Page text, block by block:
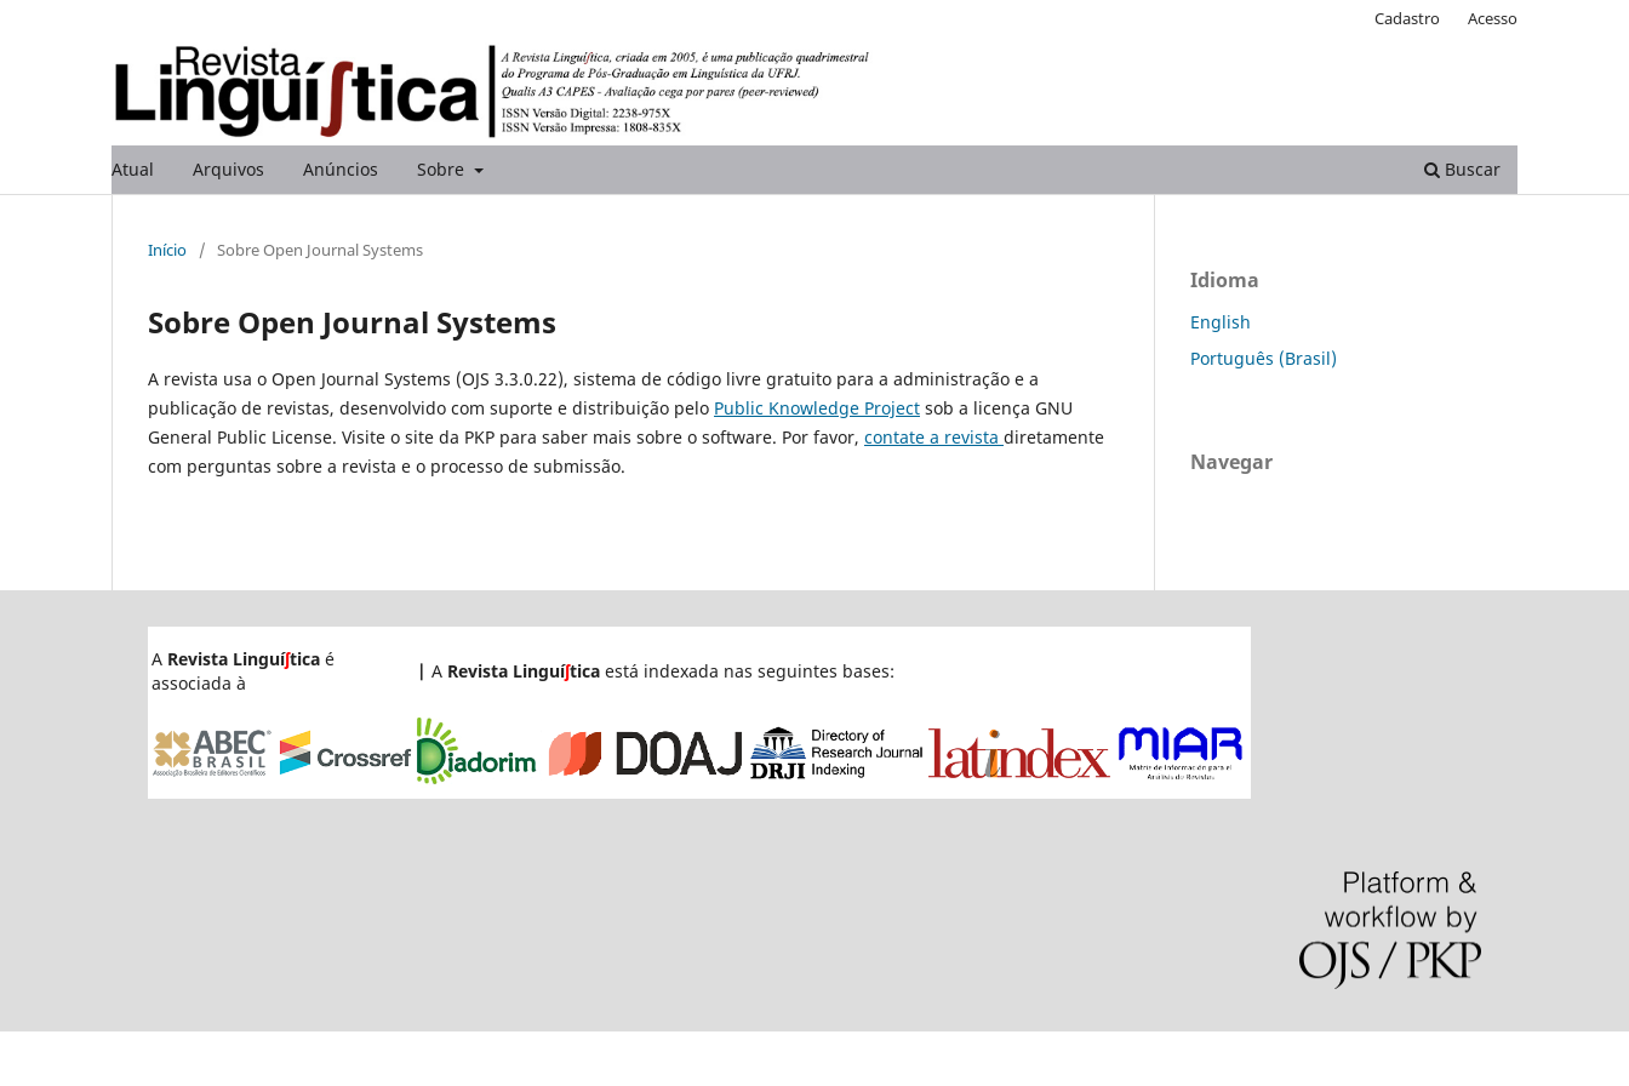
Atual Arquivos Anúncios Sobre Buscar
Cadastro Acesso
Início / Sobre Open Journal Systems
Sobre Open Journal Systems
A revista usa o Open Journal Systems (OJS 3.3.0.22), sistema de código livre gratuito para a administração e a
publicação de revistas, desenvolvido com suporte e distribuição pelo Public Knowledge Project sob a licença GNU
General Public License. Visite o site da PKP para saber mais sobre o software. Por favor, contate a revista diretamente
com perguntas sobre a revista e o processo de submissão.
Idioma
English
Português (Brasil)
Navegar
A Revista Linguíʃtica é
associada à
| A Revista Linguíʃtica está indexada nas seguintes bases: